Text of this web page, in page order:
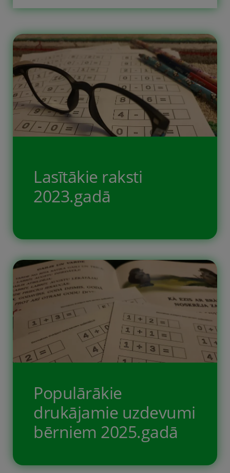
Lasītākie raksti
2023.gadā
Mūsu 2023. gada labākie raksti –
raksti, kuri visbiežāk apmeklēti.
Varbūt kādu no šiem esat palaiduši
garām un tas būs jums
jaunatklājums. Reizēm pašiem
neienāk prātā, kas varētu būt
Populārākie
drukājamie uzdevumi
bērniem 2025.gadā